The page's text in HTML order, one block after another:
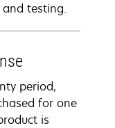
testing.
period,
for one
is